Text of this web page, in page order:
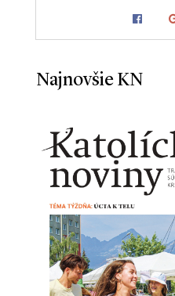
Najnovšie KN